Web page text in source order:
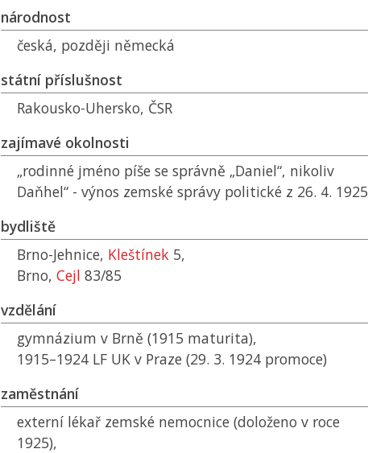
národnost
česká, později německá
státní příslušnost
Rakousko-Uhersko, ČSR
zajímavé okolnosti
„rodinné jméno píše se správně „Daniel“, nikoliv
Daňhel“ - výnos zemské správy politické z 26. 4. 1925
bydliště
Brno-Jehnice, Kleštínek 5,
Brno, Cejl 83/85
vzdělání
gymnázium v Brně (1915 maturita),
1915–1924 LF UK v Praze (29. 3. 1924 promoce)
zaměstnání
externí lékař zemské nemocnice (doloženo v roce
1925),